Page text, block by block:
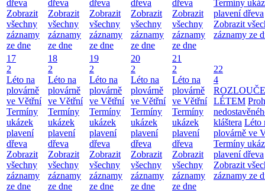
dřeva
Zobrazit
všechny
záznamy
ze dne
dřeva
Zobrazit
všechny
záznamy
ze dne
dřeva
Zobrazit
všechny
záznamy
ze dne
dřeva
Zobrazit
všechny
záznamy
ze dne
dřeva
Zobrazit
všechny
záznamy
ze dne
Termíny
plavení dřeva
Zobrazit
záznamy ze
17
2
Léto na
plovárně
ve Větřní
Termíny
ukázek
plavení
dřeva
Zobrazit
všechny
záznamy
ze dne
18
2
Léto na
plovárně
ve Větřní
Termíny
ukázek
plavení
dřeva
Zobrazit
všechny
záznamy
ze dne
19
2
Léto na
plovárně
ve Větřní
Termíny
ukázek
plavení
dřeva
Zobrazit
všechny
záznamy
ze dne
20
2
Léto na
plovárně
ve Větřní
Termíny
ukázek
plavení
dřeva
Zobrazit
všechny
záznamy
ze dne
21
2
Léto na
plovárně
ve Větřní
Termíny
ukázek
plavení
dřeva
Zobrazit
všechny
záznamy
ze dne
22
4
LÉTEM
kláštera Léto
plovárně ve
Termíny
plavení dřeva
Zobrazit
záznamy ze